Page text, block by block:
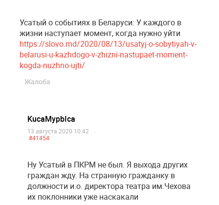
Усатый о событиях в Беларуси: У каждого в
жизни наступает момент, когда нужно уйти
https://slovo.md/2020/08/13/usatyj-o-sobytiyah-v-
belarusi-u-kazhdogo-v-zhizni-nastupaet-moment-
kogda-nuzhno-ujti/
Жалоба
KucaMypbIca
13 августа 2020 10:42
#41454
Ну Усатый в ПКРМ не был. Я выхода других
граждан жду. На странную гражданку в
должности и.о. директора театра им.Чехова
их поклонники уже наскакали